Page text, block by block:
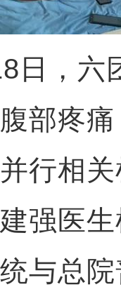
，六
部疼
行相
医生
与总